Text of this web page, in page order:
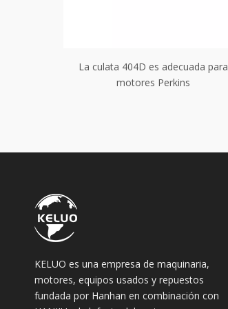
La culata 404D es adecuada para
motores Perkins
KELUO es una empresa de maquinaria,
motores, equipos usados ​​y repuestos
fundada por Hanhan en combinación con